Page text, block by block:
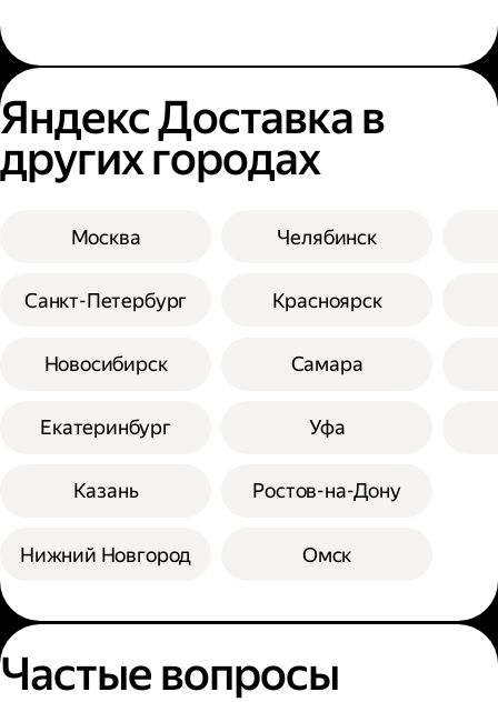
Яндекс Доставка в
других городах
Москва
Санкт-Петербург
Новосибирск
Екатеринбург
Казань
Нижний Новгород
Челябинск
Красноярск
Самара
Уфа
Ростов-на-Дону
Омск
Частые вопросы